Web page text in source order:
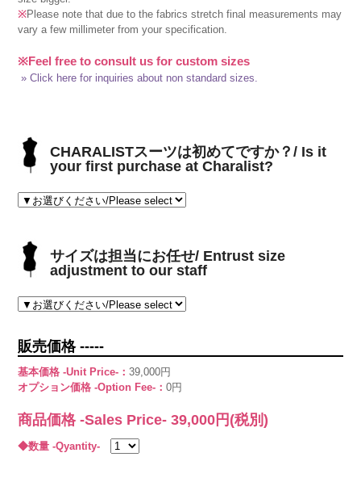
※Please note that due to the fabrics stretch final measurements may
vary a few millimeter from your specification.
※Feel free to consult us for custom sizes
» Click here for inquiries about non standard sizes.
CHARALISTスーツは初めてですか？/ Is it
your first purchase at Charalist?
サイズは担当にお任せ/ Entrust size
adjustment to our staff
販売価格 -----
基本価格 -Unit Price-：39,000円
オプション価格 -Option Fee-：0円
商品価格 -Sales Price-39,000 円(税別)
◆数量 -Qyantity-